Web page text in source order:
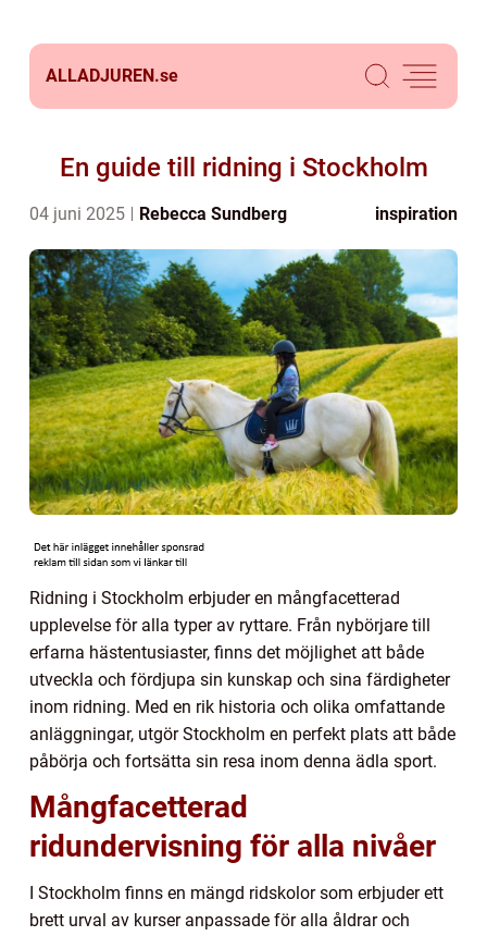
ALLADJUREN.se
En guide till ridning i Stockholm
04 juni 2025 Rebecca Sundberg inspiration
Ridning i Stockholm erbjuder en mångfacetterad
upplevelse för alla typer av ryttare. Från nybörjare till
erfarna hästentusiaster, finns det möjlighet att både
utveckla och fördjupa sin kunskap och sina färdigheter
inom ridning. Med en rik historia och olika omfattande
anläggningar, utgör Stockholm en perfekt plats att både
påbörja och fortsätta sin resa inom denna ädla sport.
Mångfacetterad
ridundervisning för alla nivåer
I Stockholm finns en mängd ridskolor som erbjuder ett
brett urval av kurser anpassade för alla åldrar och